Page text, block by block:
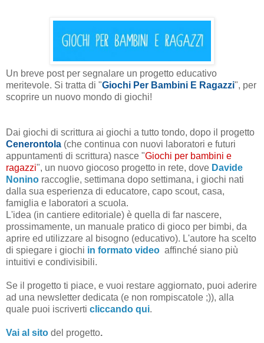
Un breve post per segnalare un progetto educativo
meritevole. Si tratta di "Giochi Per Bambini E Ragazzi", per
scoprire un nuovo mondo di giochi!
Dai giochi di scrittura ai giochi a tutto tondo, dopo il progetto
Cenerontola (che continua con nuovi laboratori e futuri
appuntamenti di scrittura) nasce "Giochi per bambini e
ragazzi", un nuovo giocoso progetto in rete, dove Davide
Nonino raccoglie, settimana dopo settimana, i giochi nati
dalla sua esperienza di educatore, capo scout, casa,
famiglia e laboratori a scuola.
L'idea (in cantiere editoriale) è quella di far nascere,
prossimamente, un manuale pratico di gioco per bimbi, da
aprire ed utilizzare al bisogno (educativo). L'autore ha scelto
di spiegare i giochi in formato video affinché siano più
intuitivi e condivisibili.
Se il progetto ti piace, e vuoi restare aggiornato, puoi aderire
ad una newsletter dedicata (e non rompiscatole ;)), alla
quale puoi iscriverti cliccando qui.
Vai al sito del progetto.